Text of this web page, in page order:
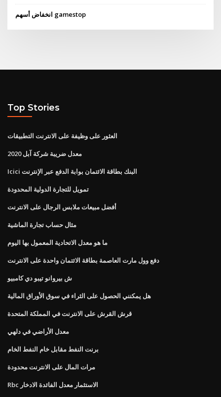
انخفاض أسهم gamestop
Top Stories
العثور على وظيفة على الانترنت التطبيقات
معدل ضريبة شركة آبل 2020
Icici البنك بطاقة الائتمان بوابة الدفع عبر الإنترنت
تمويل للتجارة الدولية المحدودة
أفضل مبيعات ملابس الرجال على الانترنت
مثال حساب تجارة الماشية
ما هو معدل الاتحادية المعمول بها اليوم
دفع وول مارت العاصمة بطاقة الائتمان واحدة على الانترنت
ش بيروانو تيبو دي كامبيو
هل يمكنني الحصول على الثراء في سوق الأوراق المالية
قرش القرش على الانترنت في المملكة المتحدة
معدل الأراضي في دلهي
برنت النفط مقابل خام النفط الخام
مرات المال على الانترنت محدودة
Rbc الاستثمار معدل الفائدة الادخار